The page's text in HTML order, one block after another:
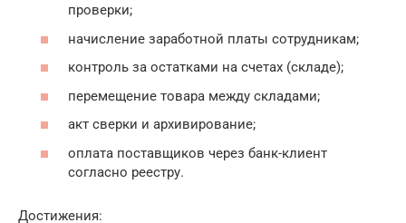
проверки;
начисление заработной платы сотрудникам;
контроль за остатками на счетах (складе);
перемещение товара между складами;
акт сверки и архивирование;
оплата поставщиков через банк-клиент
согласно реестру.
Достижения: